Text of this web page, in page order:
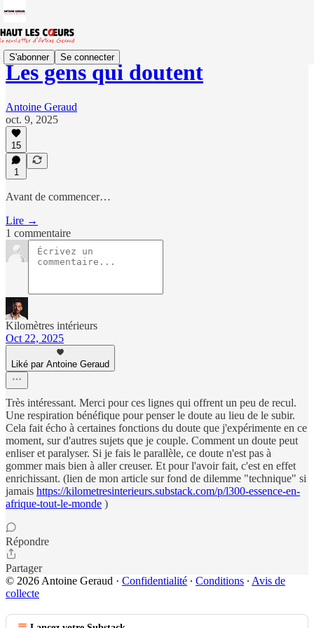
S'abonner Se connecter
Les gens qui doutent
Antoine Geraud
oct. 9, 2025
15
1
Avant de commencer…
Lire →
1 commentaire
Kilomètres intérieurs
Oct 22, 2025
Liké par Antoine Geraud
Très intéressant. Merci pour ces lignes qui offrent un peu de recul.
Une respiration bénéfique pour penser le doute au lieu de le subir.
Cela fait écho à certaines fonctions du doute que j'expérimente en ce
moment, sur d'autres sujets que je couple. Comment un doute peut
enliser et paralyser. Si je fais le parallèle, ce doute n'est pas à
gommer mais bien à aller creuser. Et pour l'avoir fait, c'est en effet
enrichissant. (lien de mon article sur fond de dilemme "technique" si
jamais https://kilometresinterieurs.substack.com/p/l300-essence-en-
afrique-tout-le-monde )
Répondre
Partager
© 2026 Antoine Geraud · Confidentialité ∙ Conditions ∙ Avis de
collecte